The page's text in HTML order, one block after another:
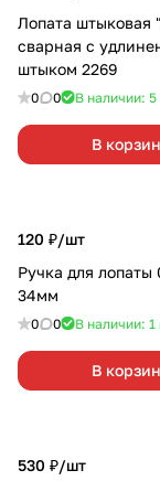
Лопата штыковая
сварная с
штыком 2269
0 0 В наличии: 5
В
120 ₽/шт
Ручка для лопаты
34мм
0 0 В наличии: 1
В
530 ₽/шт